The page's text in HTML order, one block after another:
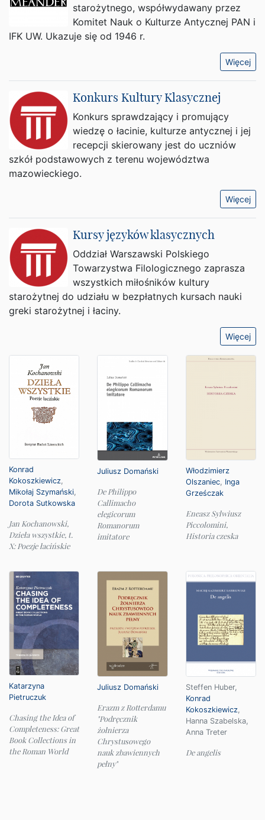
Konrad
Kokoszkiewicz,
Mikołaj Szymański,
Dorota Sutkowska
Jan Kochanowski,
Dzieła wszystkie, t.
X: Poezje łacińskie
Juliusz Domański
De Philippo
Callimacho
elegicorum
Romanorum
imitatore
Włodzimierz
Olszaniec, Inga
Grześczak
Eneasz Sylwiusz
Piccolomini,
Historia czeska
Katarzyna
Pietruczuk
Chasing the Idea of
Completeness: Great
Book Collections in
the Roman World
Juliusz Domański
Erazm z Rotterdamu
"Podręcznik
żołnierza
Chrystusowego
nauk zbawiennych
pełny"
Steffen Huber,
Konrad
Kokoszkiewicz,
Hanna Szabelska,
Anna Treter
De angelis
starożytnego, współwydawany przez
Komitet Nauk o Kulturze Antycznej PAN i
IFK UW. Ukazuje się od 1946 r.
Więcej
Konkurs Kultury Klasycznej
Konkurs sprawdzający i promujący
wiedzę o łacinie, kulturze antycznej i jej
recepcji skierowany jest do uczniów
szkół podstawowych z terenu województwa
mazowieckiego.
Więcej
Kursy języków klasycznych
Oddział Warszawski Polskiego
Towarzystwa Filologicznego zaprasza
wszystkich miłośników kultury
starożytnej do udziału w bezpłatnych kursach nauki
greki starożytnej i łaciny.
Więcej